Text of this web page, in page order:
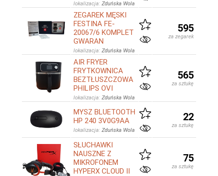
lokalizacja: Zduńska Wola
ZEGAREK MĘSKI
FESTINA FE-
20067/6 KOMPLET
GWARAN
lokalizacja: Zduńska Wola
595
za zegarek
AIR FRYER
FRYTKOWNICA
BEZTŁUSZCZOWA
PHILIPS OVI
lokalizacja: Zduńska Wola
565
za sztukę
MYSZ BLUETOOTH
HP 240 3V0G9AA
lokalizacja: Zduńska Wola
22
za sztukę
SŁUCHAWKI
NAUSZNE Z
MIKROFONEM
HYPERX CLOUD II
75
za sztukę